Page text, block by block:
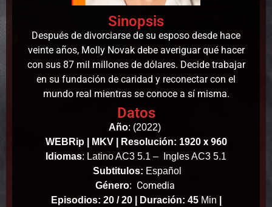
Sinopsis
Después de divorciarse de su esposo desde hace
veinte años, Molly Novak debe averiguar qué hacer
con sus 87 mil millones de dólares. Decide trabajar
en su fundación de caridad y reconectar con el
mundo real mientras se conoce a sí misma.
Datos
Año: (2022)
WEBRip | MKV | Resolución: 1920x 960
Idiomas: Latino AC3 5.1 – Ingles AC3 5.1
Subtitulos: Español
Género: Comedia
Episodios: 20 / 20 | Duración: 45 Min